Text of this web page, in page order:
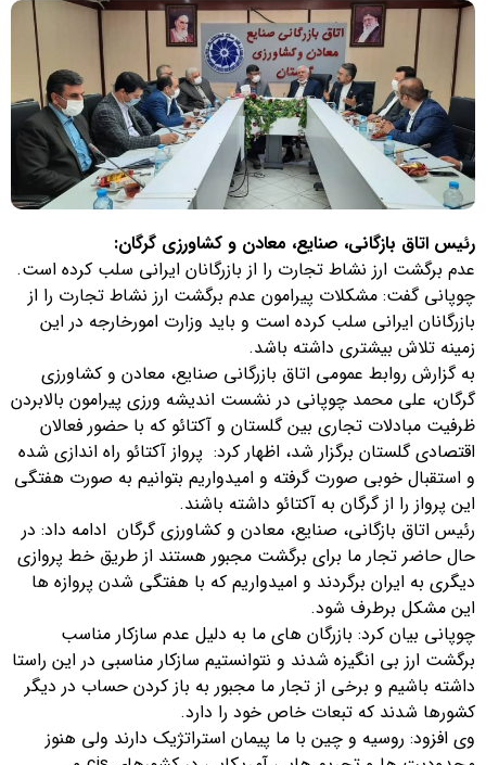
رئیس اتاق بازگانی، صنایع، معادن و کشاورزی گرگان:
عدم برگشت ارز نشاط تجارت را از بازرگانان ایرانی سلب کرده است.
چوپانی گفت: مشکلات پیرامون عدم برگشت ارز نشاط تجارت را از
بازرگانان ایرانی سلب کرده است و باید وزارت امورخارجه در این
زمینه تلاش بیشتری داشته باشد.
به گزارش روابط عمومی اتاق بازرگانی صنایع، معادن و کشاورزی
گرگان، علی محمد چوپانی در نشست اندیشه ورزی پیرامون بالابردن
ظرفیت مبادلات تجاری بین گلستان و آکتائو که با حضور فعالان
اقتصادی گلستان برگزار شد، اظهار کرد: پرواز آکتائو راه اندازی شده
و استقبال خوبی صورت گرفته و امیدواریم بتوانیم به صورت هفتگی
این پرواز را از گرگان به آکتائو داشته باشند.
رئیس اتاق بازگانی، صنایع، معادن و کشاورزی گرگان ادامه داد: در
حال حاضر تجار ما برای برگشت مجبور هستند از طریق خط پروازی
دیگری به ایران برگردند و امیدواریم که با هفتگی شدن پروازه ها
این مشکل برطرف شود.
چوپانی بیان کرد: بازرگان های ما به دلیل عدم سازکار مناسب
برگشت ارز بی انگیزه شدند و نتوانستیم سازکار مناسبی در این راستا
داشته باشیم و برخی از تجار ما مجبور به باز کردن حساب در دیگر
کشورها شدند که تبعات خاص خود را دارد.
وی افزود: روسیه و چین با ما پیمان استراتژیک دارند ولی هنوز